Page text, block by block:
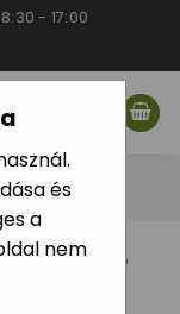
és
a
nem
- 17:00